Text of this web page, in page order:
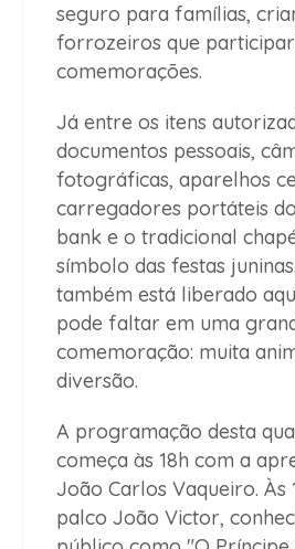
seguro para famílias,
forrozeiros que
comemorações.
Já entre os itens
documentos pessoais,
fotográficas, aparelhos
carregadores portáteis
bank e o tradicional
símbolo das festas
também está liberado
pode faltar em uma
comemoração: muita
diversão.
A programação desta
começa às 18h com a
João Carlos Vaqueiro. Às
palco João Victor,